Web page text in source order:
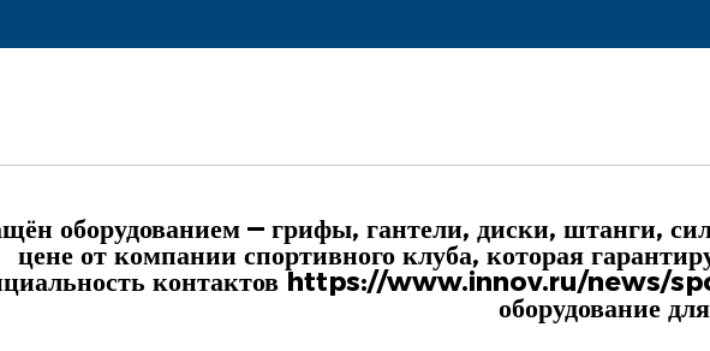
оборудованием — грифы, гантели, диски, штанги,
цене от компании спортивного клуба, которая
контактов https://www.innov.ru/
оборудование